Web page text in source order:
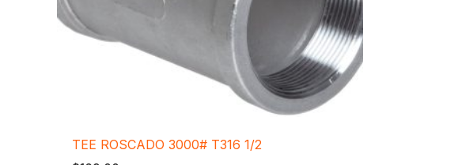
TEE ROSCADO 3000# T316 1/2